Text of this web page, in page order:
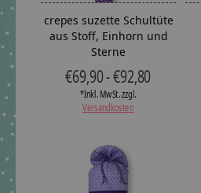
crepes suzette Schultüte
aus Stoff, Einhorn und
Sterne
€69,90 - €92,80
*Inkl. MwSt. zzgl.
Versandkosten